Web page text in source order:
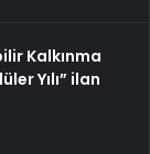
Kalkınma
Yılı” ilan